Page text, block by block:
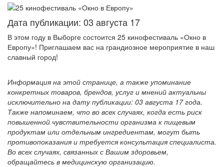
Дата публикации: 03 августа 17
В этом году в Выборге состоится 25 кинофестиваль «Окно в
Европу»! Приглашаем вас на грандиозное мероприятие в наш
славный город!
Информация на этой странице, а также упоминание
конкретных товаров, брендов, услуг и мнений актуальны
исключительно на дату публикации: 03 августа 17 года.
Также напоминаем, что во всех случаях, когда есть риск
повышенной чувствительности организма к пищевым
продуктам или отдельным ингредиентам, могут быть
противопоказания и требуется консультация специалиста.
Во всех случаях, связанных с Вашим здоровьем,
обращайтесь в медицинскую организацию.